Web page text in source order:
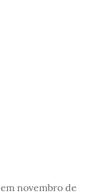
em novembro de